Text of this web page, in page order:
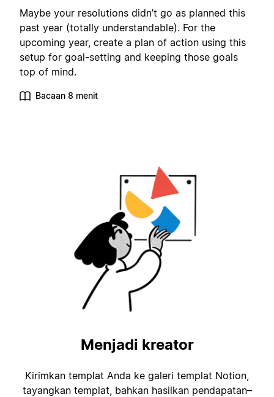
Maybe your resolutions didn’t go as planned this
past year (totally understandable). For the
upcoming year, create a plan of action using this
setup for goal-setting and keeping those goals
top of mind.
Bacaan 8 menit
Menjadi kreator
Kirimkan templat Anda ke galeri templat Notion,
tayangkan templat, bahkan hasilkan pendapatan–